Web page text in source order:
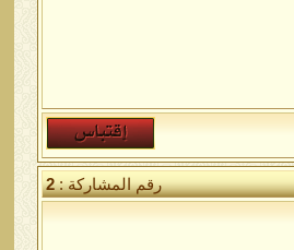
رقم المشاركة :2